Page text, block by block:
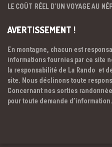
LE COÛT RÉEL D’UN VOYAGE AU
AVERTISSEMENT !
En montagne, chacun est
informations fournies par ce site
la responsabilité de La Rando et
site. Nous déclinons toute
Concernant nos sorties
pour toute demande d’information.